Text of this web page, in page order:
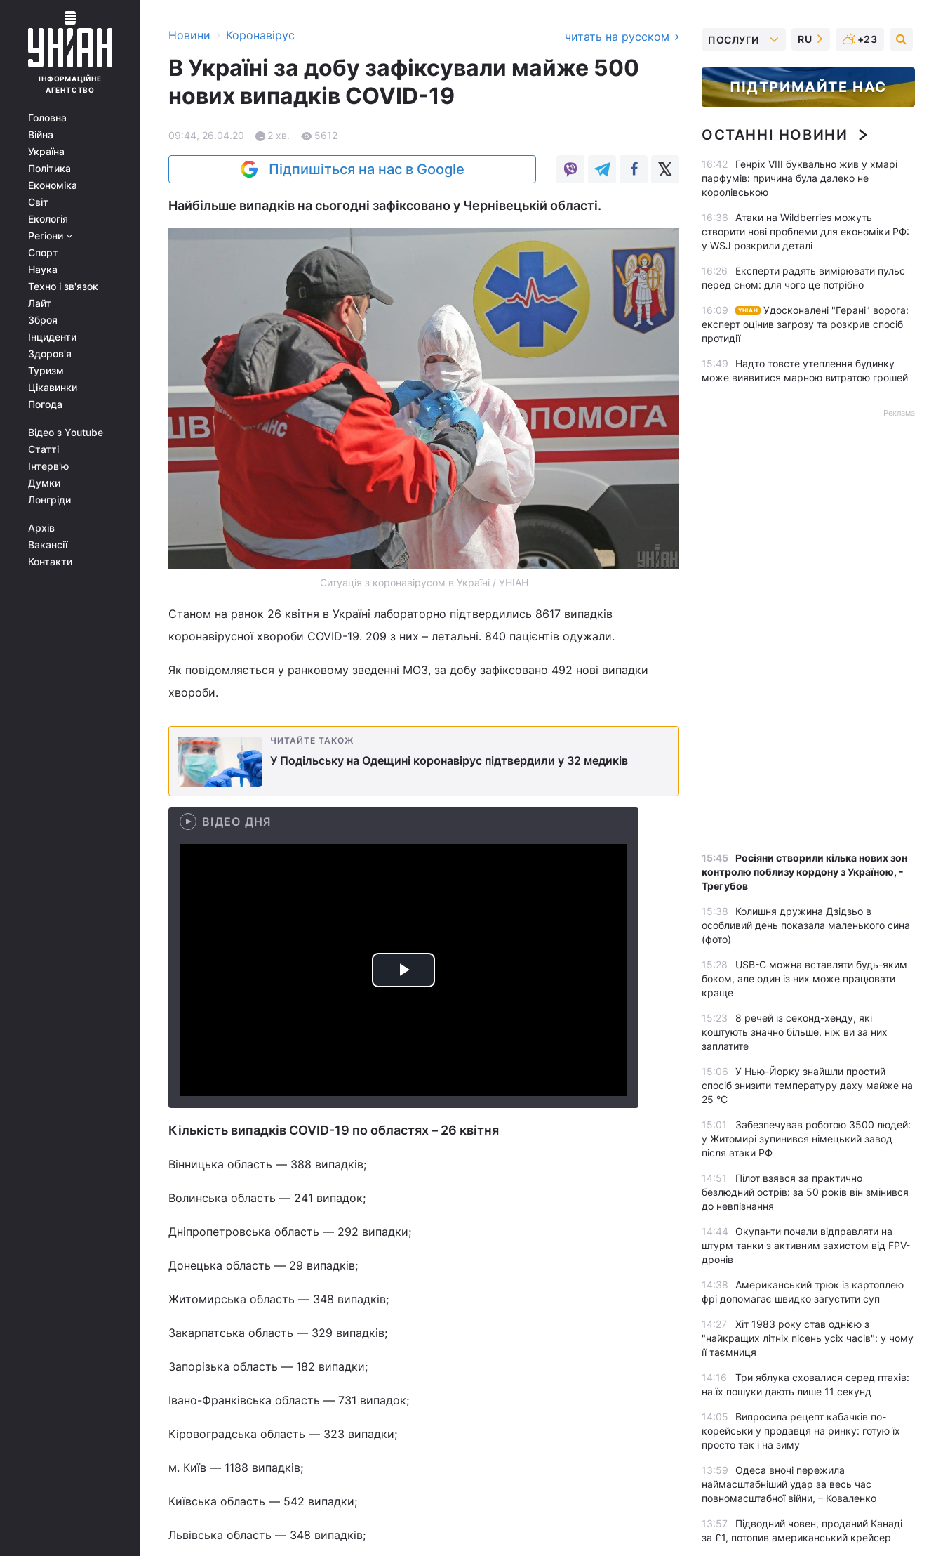
ІНФОРМАЦІЙНЕ
АГЕНТСТВО
Головна
Війна
Україна
Політика
Економіка
Світ
Екологія
Регіони
Спорт
Наука
Техно і зв'язок
Лайт
Зброя
Інциденти
Здоров'я
Туризм
Цікавинки
Погода
Відео з Youtube
Статті
Інтерв'ю
Думки
Лонгріди
Архів
Вакансії
Контакти
Новини › Коронавірус читать на русском
В Україні за добу зафіксували майже 500
нових випадків COVID-19
09:44, 26.04.20 2 хв. 5612
Підпишіться на нас в Google
Найбільше випадків на сьогодні зафіксовано у Чернівецькій області.
Ситуація з коронавірусом в Україні / УНІАН
Станом на ранок 26 квітня в Україні лабораторно підтвердились 8617 випадків
коронавірусної хвороби COVID-19. 209 з них – летальні. 840 пацієнтів одужали.
Як повідомляється у ранковому зведенні МОЗ, за добу зафіксовано 492 нові випадки
хвороби.
ЧИТАЙТЕ ТАКОЖ
У Подільську на Одещині коронавірус підтвердили у 32 медиків
ВІДЕО ДНЯ
Play
Кількість випадків COVID-19 по областях – 26 квітня
Вінницька область — 388 випадків;
Волинська область — 241 випадок;
Дніпропетровська область — 292 випадки;
Донецька область — 29 випадків;
Житомирська область — 348 випадків;
Закарпатська область — 329 випадків;
Запорізька область — 182 випадки;
Івано-Франківська область — 731 випадок;
Кіровоградська область — 323 випадки;
м. Київ — 1188 випадків;
Київська область — 542 випадки;
Львівська область — 348 випадків;
ПОСЛУГИ RU +23
ПІДТРИМАЙТЕ НАС
ОСТАННІ НОВИНИ
16:42
Генріх VIII буквально жив у хмарі
парфумів: причина була далеко не
королівською
16:36
Атаки на Wildberries можуть
створити нові проблеми для економіки РФ:
у WSJ розкрили деталі
16:26
Експерти радять вимірювати пульс
перед сном: для чого це потрібно
16:09 УНІАН
Удосконалені "Герані" ворога:
експерт оцінив загрозу та розкрив спосіб
протидії
15:49
Надто товсте утеплення будинку
може виявитися марною витратою грошей
Реклама
15:45 Росіяни створили кілька нових зон
контролю поблизу кордону з Україною, -
Трегубов
15:38
Колишня дружина Дзідзьо в
особливий день показала маленького сина
(фото)
15:28
USB-C можна вставляти будь-яким
боком, але один із них може працювати
краще
15:23
8 речей із секонд-хенду, які
коштують значно більше, ніж ви за них
заплатите
15:06
У Нью-Йорку знайшли простий
спосіб знизити температуру даху майже на
25 °C
15:01
Забезпечував роботою 3500 людей:
у Житомирі зупинився німецький завод
після атаки РФ
14:51
Пілот взявся за практично
безлюдний острів: за 50 років він змінився
до невпізнання
14:44
Окупанти почали відправляти на
штурм танки з активним захистом від FPV-
дронів
14:38
Американський трюк із картоплею
фрі допомагає швидко загустити суп
14:27
Хіт 1983 року став однією з
"найкращих літніх пісень усіх часів": у чому
її таємниця
14:16
Три яблука сховалися серед птахів:
на їх пошуки дають лише 11 секунд
14:05
Випросила рецепт кабачків по-
корейськи у продавця на ринку: готую їх
просто так і на зиму
13:59
Одеса вночі пережила
наймасштабніший удар за весь час
повномасштабної війни, – Коваленко
13:57
Підводний човен, проданий Канаді
за £1, потопив американський крейсер